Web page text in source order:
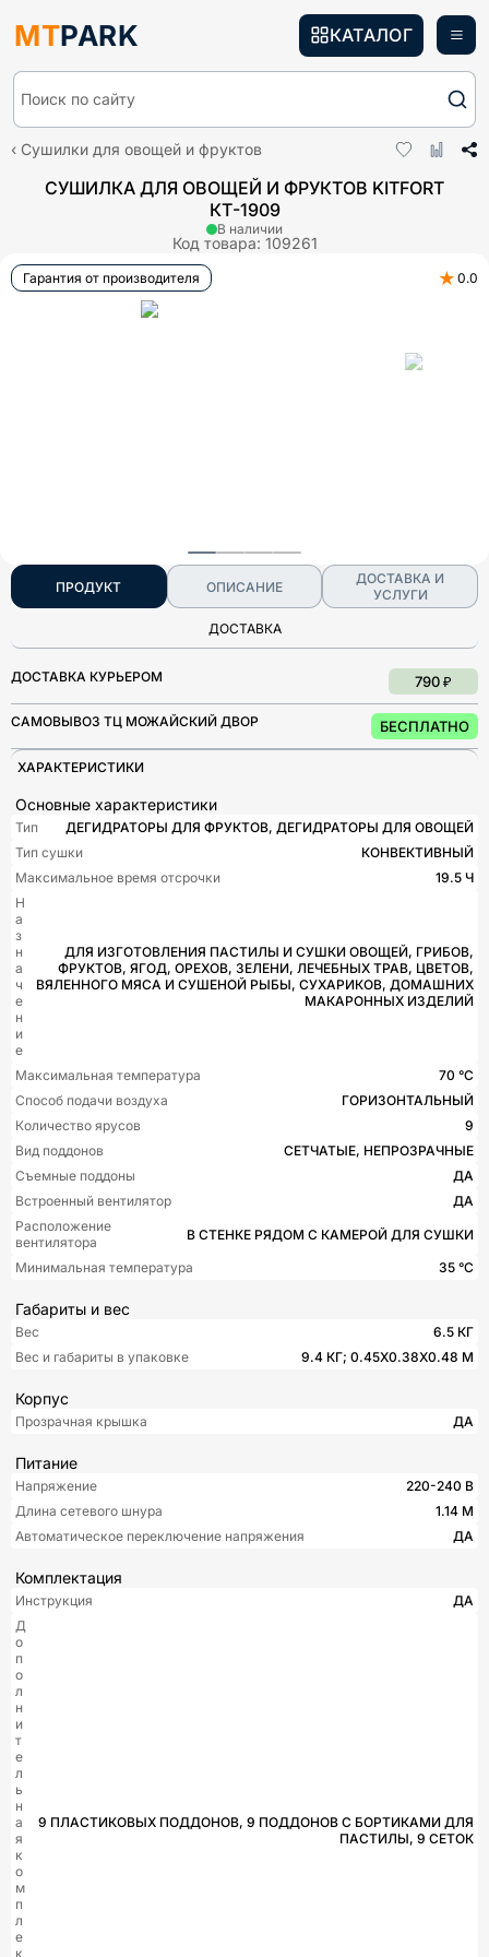
MTPARK
Поиск по сайту
КАТАЛОГ
Сушилки для овощей и фруктов
СУШИЛКА ДЛЯ ОВОЩЕЙ И ФРУКТОВ KITFORT
КТ-1909
Код товара: 109261
В наличии
Гарантия от производителя ★ 0.0
ПРОДУКТ ОПИСАНИЕ
ДОСТАВКА И
УСЛУГИ
ДОСТАВКА
ДОСТАВКА КУРЬЕРОМ 790 ₽
САМОВЫВОЗ ТЦ МОЖАЙСКИЙ ДВОР БЕСПЛАТНО
ХАРАКТЕРИСТИКИ
Основные характеристики
Тип
ДЕГИДРАТОРЫ ДЛЯ ФРУКТОВ, ДЕГИДРАТОРЫ ДЛЯ ОВОЩЕЙ
Тип сушки
КОНВЕКТИВНЫЙ
Максимальное время отсрочки
19.5 Ч
Н
а
з
н
а
ч
е
н
и
е
ДЛЯ ИЗГОТОВЛЕНИЯ ПАСТИЛЫ И СУШКИ ОВОЩЕЙ, ГРИБОВ,
ФРУКТОВ, ЯГОД, ОРЕХОВ, ЗЕЛЕНИ, ЛЕЧЕБНЫХ ТРАВ, ЦВЕТОВ,
ВЯЛЕННОГО МЯСА И СУШЕНОЙ РЫБЫ, СУХАРИКОВ, ДОМАШНИХ
МАКАРОННЫХ ИЗДЕЛИЙ
Максимальная температура
70 °C
Способ подачи воздуха
ГОРИЗОНТАЛЬНЫЙ
Количество ярусов
9
Вид поддонов
СЕТЧАТЫЕ, НЕПРОЗРАЧНЫЕ
Съемные поддоны
ДА
Встроенный вентилятор
ДА
Расположение
вентилятора
В СТЕНКЕ РЯДОМ С КАМЕРОЙ ДЛЯ СУШКИ
Минимальная температура 35 °C
Габариты и вес
Вес
6.5 КГ
Вес и габариты в упаковке
9.4 КГ; 0.45X0.38X0.48 М
Корпус
Прозрачная крышка ДА
Питание
Напряжение
220-240 В
Длина сетевого шнура
1.14 М
Автоматическое переключение напряжения
ДА
Комплектация
Инструкция
ДА
Д
о
п
о
л
н
и
т
е
л
ь
н
а
я
к
о
м
п
л
е
к
9 ПЛАСТИКОВЫХ ПОДДОНОВ, 9 ПОДДОНОВ С БОРТИКАМИ ДЛЯ
ПАСТИЛЫ, 9 СЕТОК